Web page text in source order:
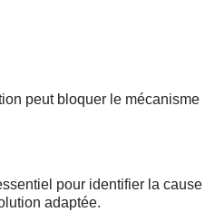
peut bloquer le mécanisme
pour identifier la cause
adaptée.